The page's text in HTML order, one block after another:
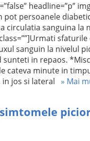
headline=”p”
pot persoanele
circulatia sanguina la
sanguin la nivelul
sunteti in repaos.
cateva minute in
in jos si lateral » Mai